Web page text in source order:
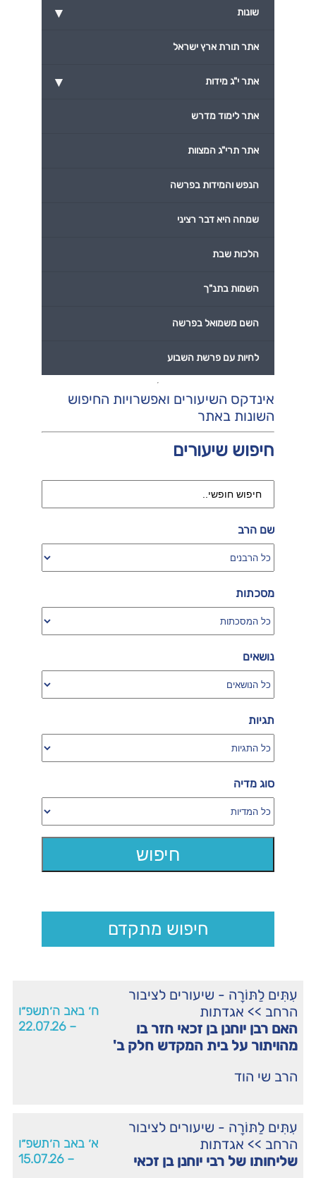
עִתִּים לַתּוֹרָה - שיעורים לציבור
הרחב >> אגדתות
האם רבן יוחנן בן זכאי חזר בו
מהויתור על בית המקדש חלק ב'
הרב שי הוד
ח׳ באב ה׳תשפ״ו
– 22.07.26
עִתִּים לַתּוֹרָה - שיעורים לציבור
הרחב >> אגדתות
שליחותו של רבי יוחנן בן זכאי
א׳ באב ה׳תשפ״ו
– 15.07.26
אינדקס השיעורים ואפשרויות החיפוש
השונות באתר
חיפוש שיעורים
שם הרב
מסכתות
נושאים
תגיות
סוג מדיה
חיפוש מתקדם
▾ שונות
אתר תורת ארץ ישראל
▾ אתר י"ג מידות
אתר לימוד מדרש
אתר תרי"ג המצוות
הנפש והמידות בפרשה
שמחה היא דבר רציני
הלכות שבת
השמות בתנ"ך
השם משמואל בפרשה
לחיות עם פרשת השבוע